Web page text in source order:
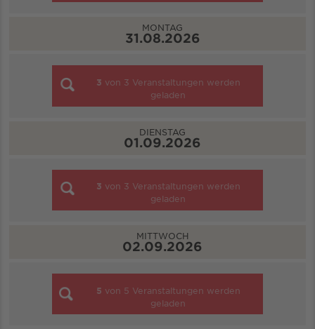
MONTAG
31.08.2026
3 von 3 Veranstaltungen werden
geladen
DIENSTAG
01.09.2026
3 von 3 Veranstaltungen werden
geladen
MITTWOCH
02.09.2026
5 von 5 Veranstaltungen werden
geladen